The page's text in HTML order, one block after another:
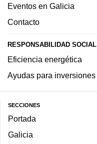
Eventos en Galicia
Contacto
RESPONSABILIDAD SOCIAL
Eficiencia energética
Ayudas para inversiones
SECCIONES
Portada
Galicia